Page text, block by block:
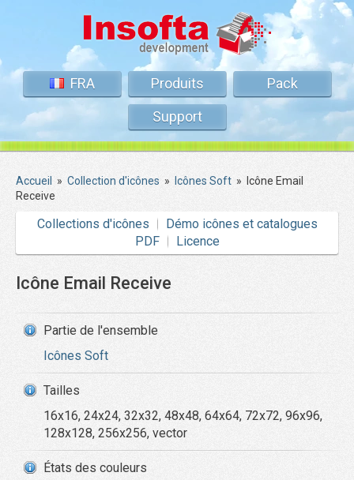
FRA Produits
Pack
Support
Accueil » Collection d'icônes » Icônes Soft »
Icône Email
Receive
Collections d'icônes
Démo icônes et catalogues
PDF
Licence
Icône Email Receive
Partie de l'ensemble
Icônes Soft
Tailles
16x16, 24x24, 32x32, 48x48, 64x64, 72x72, 96x96,
128x128, 256x256, vector
États des couleurs